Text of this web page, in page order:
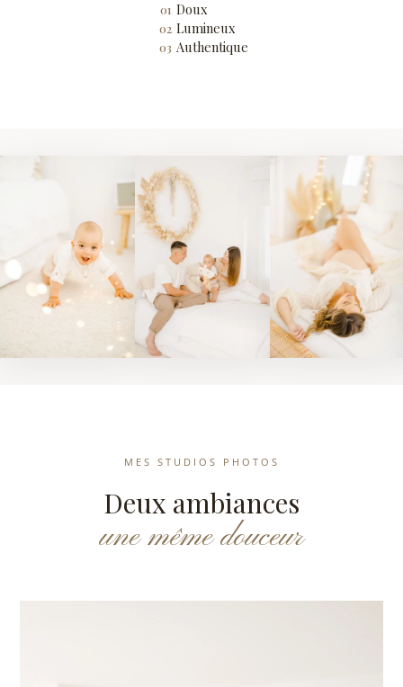
01 Doux
02 Lumineux
03 Authentique
MES STUDIOS PHOTOS
Deux ambiances
une même douceur